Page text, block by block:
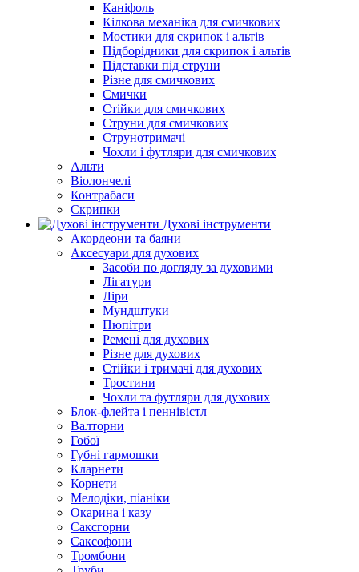
Каніфоль
Кілкова механіка для смичкових
Мостики для скрипок і альтів
Підборiдники для скрипок і альтів
Підставки під струни
Різне для смичкових
Смички
Стійки для смичкових
Струни для смичкових
Струнотримачі
Чохли і футляри для смичкових
Альти
Віолончелі
Контрабаси
Скрипки
Духові інструменти
Акордеони та баяни
Аксесуари для духових
Засоби по догляду за духовими
Лігатури
Ліри
Мундштуки
Пюпітри
Ремені для духових
Різне для духових
Стійки і тримачі для духових
Тростини
Чохли та футляри для духових
Блок-флейта і пеннівістл
Валторни
Гобої
Губні гармошки
Кларнети
Корнети
Мелодіки, піаніки
Окарина і казу
Саксгорни
Саксофони
Тромбони